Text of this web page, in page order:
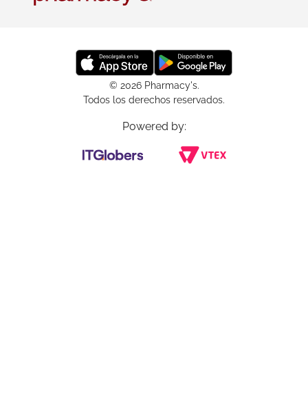
© 2026 Pharmacy's.
Todos los derechos reservados.
Powered by: